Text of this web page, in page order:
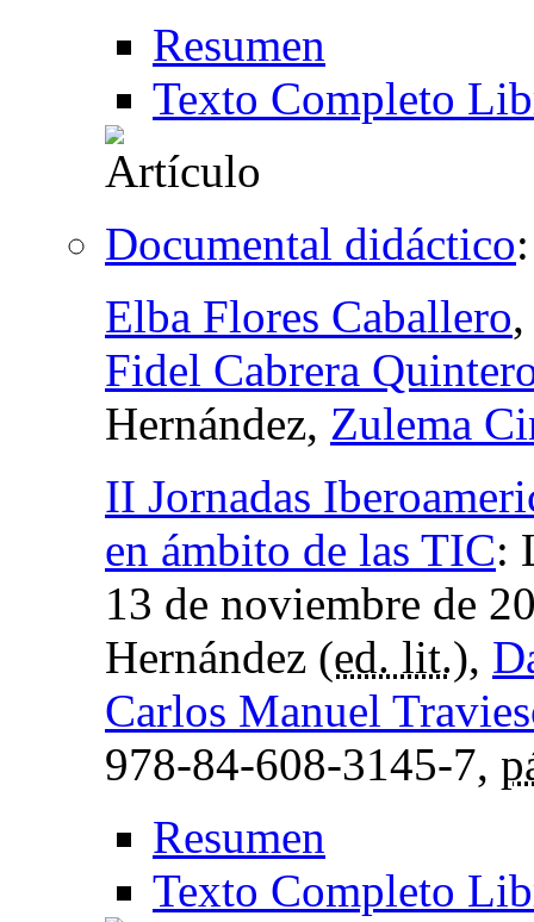
Resumen
Texto Completo
Documental didáctico
Elba Flores Caballero
Fidel Cabrera
Hernández, Zulema
II Jornadas
en ámbito de las TIC:
13 de noviembre de
Hernández (ed. lit.),
Carlos Manuel
978-84-608-3145-7,
Resumen
Texto Completo